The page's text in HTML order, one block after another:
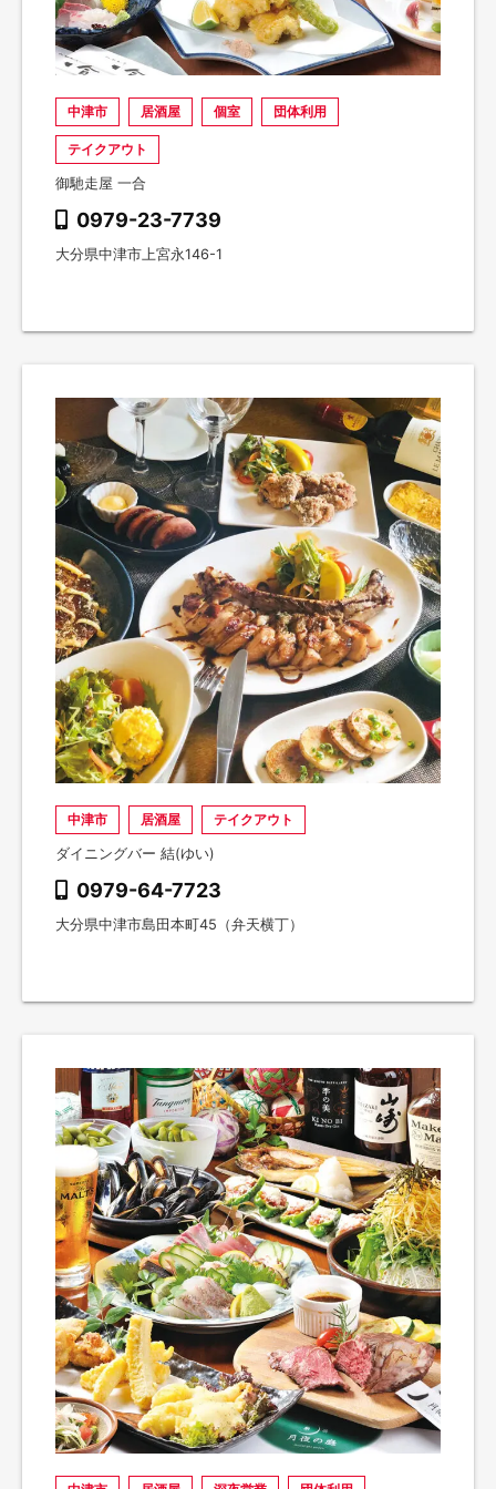
中津市 居酒屋 個室 団体利用
テイクアウト
御馳走屋 一合
0979-23-7739
大分県中津市上宮永146-1
中津市 居酒屋 テイクアウト
ダイニングバー 結(ゆい)
0979-64-7723
大分県中津市島田本町45（弁天横丁）